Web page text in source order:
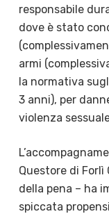
responsabile
dove è stato
armi
la normativa
3 anni), per
violenza
Questore di Forlì
della pena – ha
spiccata